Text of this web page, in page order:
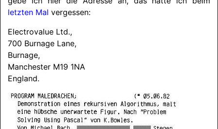
letzten Mal vergessen:
Electrovalue Ltd.,
700 Burnage Lane,
Burnage,
Manchester M19 1NA
England.